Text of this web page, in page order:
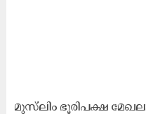
മു​സ്‍ലിം ഭൂ​രി​പ​ക്ഷ